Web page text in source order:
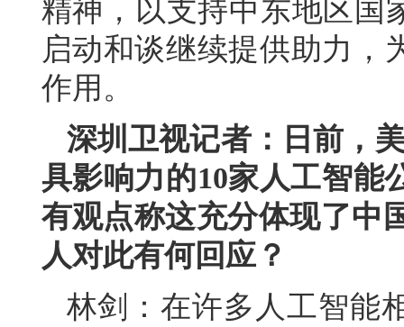
精神，以支持中东地区国
启动和谈继续提供助力，
作用。
深圳卫视记者：日前，
具影响力的10家人工智能
有观点称这充分体现了中
人对此有何回应？
林剑：在许多人工智能